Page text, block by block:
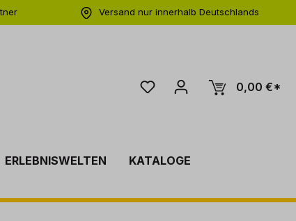
Versand nur innerhalb Deutschlands
0,00 €*
ERLEBNISWELTEN
KATALOGE